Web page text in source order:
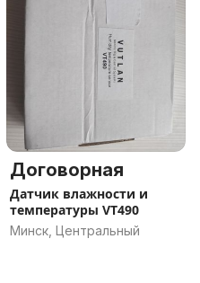
Договорная
Датчик влажности и
температуры VT490
Минск, Центральный